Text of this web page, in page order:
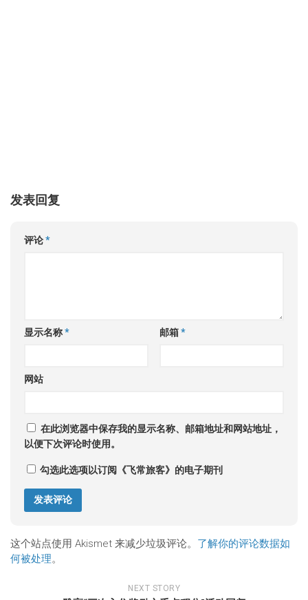
发表回复
评论*
显示名称* 邮箱*
网站
在此浏览器中保存我的显示名称、邮箱地址和网站地址，
以便下次评论时使用。
勾选此选项以订阅《飞常旅客》的电子期刊
这个站点使用 Akismet 来减少垃圾评论。 了解你的评论数据如
何被处理。
NEXT STORY